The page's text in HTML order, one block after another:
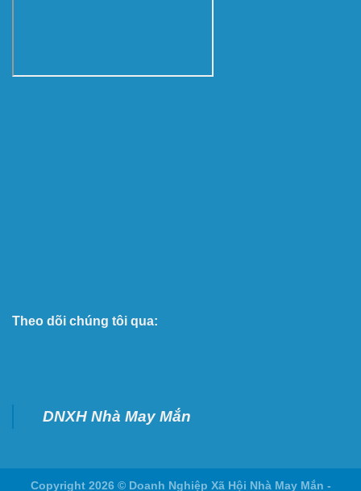
Theo dõi chúng tôi qua:
DNXH Nhà May Mắn
Copyright 2026 © Doanh Nghiệp Xã Hội Nhà May Mắn -